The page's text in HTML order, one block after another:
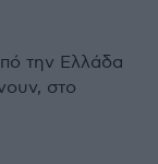
την Ελλάδα
στο